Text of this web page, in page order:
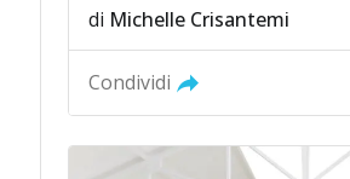
di Michelle Crisantemi
Condividi